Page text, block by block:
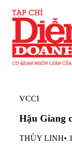
VCCI
Hậu Giang
THÙY LINH•